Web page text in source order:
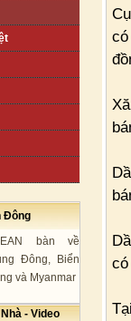
Đông
bàn về
Đông, Biển
và Myanmar
- Video